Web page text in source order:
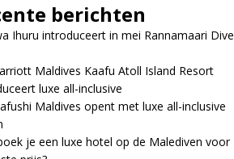
berichten
Ihuru introduceert in mei Rannamaari Dive
Maldives Kaafu Atoll Island Resort
luxe all-inclusive
Maldives opent met luxe all-inclusive
je een luxe hotel op de Malediven voor